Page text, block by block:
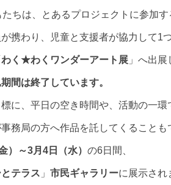
ちは、とあるプロジェクトに参加
携わり、児童と支援者が協力して1
わく★わくワンダーアート展 」へ出
間は終了しています。
に、平日の空き時間や、活動の一環
務局の方へ作品を託してくることも
）～3月4日（水） の6日間、
テラス 」 市民ギャラリーに 展示され